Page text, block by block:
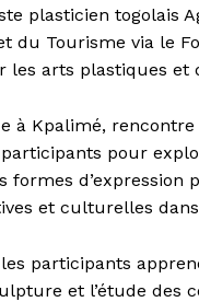
plasticien togolais
du Tourisme via le
les arts plastiques
à Kpalimé,
pour
d’expression
et culturelles
participants
et l’étude des